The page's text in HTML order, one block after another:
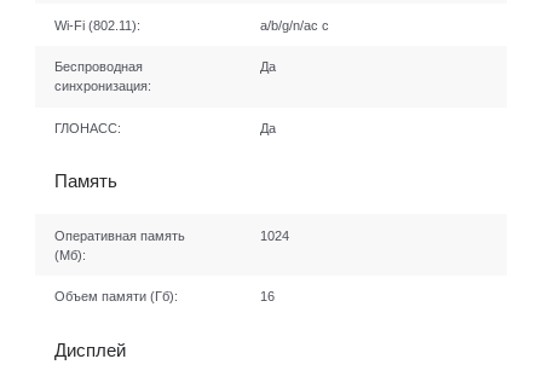
Wi-Fi (802.11): a/b/g/n/ac с
Беспроводная
синхронизация:
Да
ГЛОНАСС: Да
Память
Оперативная память
(Мб):
1024
Объем памяти (Гб): 16
Дисплей